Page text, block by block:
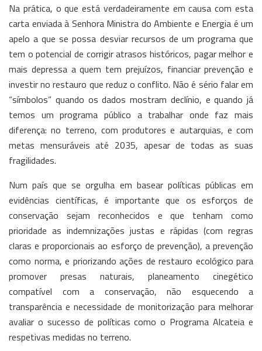
Na prática, o que está verdadeiramente em causa com esta
carta enviada à Senhora Ministra do Ambiente e Energia é um
apelo a que se possa desviar recursos de um programa que
tem o potencial de corrigir atrasos históricos, pagar melhor e
mais depressa a quem tem prejuízos, financiar prevenção e
investir no restauro que reduz o conflito. Não é sério falar em
“símbolos” quando os dados mostram declínio, e quando já
temos um programa público a trabalhar onde faz mais
diferença: no terreno, com produtores e autarquias, e com
metas mensuráveis até 2035, apesar de todas as suas
fragilidades.
Num país que se orgulha em basear políticas públicas em
evidências científicas, é importante que os esforços de
conservação sejam reconhecidos e que tenham como
prioridade as indemnizações justas e rápidas (com regras
claras e proporcionais ao esforço de prevenção), a prevenção
como norma, e priorizando ações de restauro ecológico para
promover presas naturais, planeamento cinegético
compatível com a conservação, não esquecendo a
transparência e necessidade de monitorização para melhorar
avaliar o sucesso de políticas como o Programa Alcateia e
respetivas medidas no terreno.